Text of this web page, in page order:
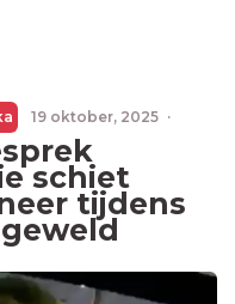
19 oktober, 2025 ·
schiet
tijdens